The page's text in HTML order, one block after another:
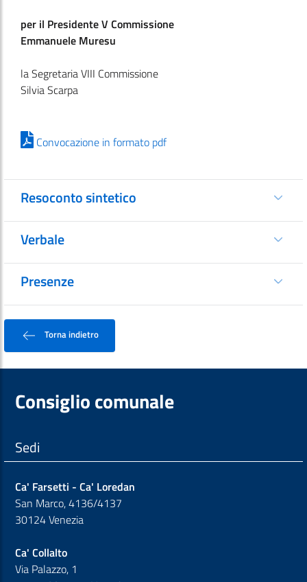
per il Presidente V Commissione
Emmanuele Muresu
la Segretaria VIII Commissione
Silvia Scarpa
Convocazione in formato pdf
Resoconto sintetico
Verbale
Presenze
Torna indietro
Consiglio comunale
Sedi
Ca' Farsetti - Ca' Loredan
San Marco, 4136/4137
30124 Venezia
Ca' Collalto
Via Palazzo, 1